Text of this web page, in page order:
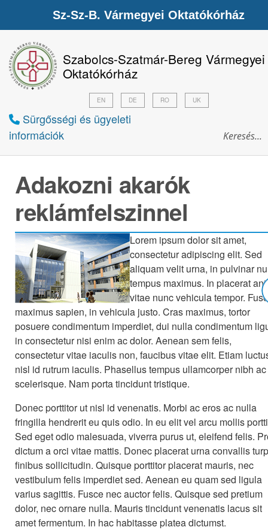
Szabolcs-Szatmár-Bereg Vármegyei
Oktatókórház
Sürgősségi és ügyeleti
információk
EN DE RO UK
Adakozni akarók
reklámfelszinnel
Lorem ipsum dolor sit amet,
consectetur adipiscing elit. Sed
aliquam velit urna, in pulvinar
tempus maximus. In placerat
vitae nunc vehicula tempor.
maximus sapien, in vehicula justo. Cras maximus, tortor
posuere condimentum imperdiet, dui nulla condimentum
in consectetur nisi enim ac dolor. Aenean sem felis,
consectetur vitae iaculis non, faucibus vitae elit. Etiam
nisl id rutrum iaculis. Phasellus tempus ullamcorper nibh ac
scelerisque. Nam porta tincidunt tristique.
Donec porttitor ut nisl id venenatis. Morbi ac eros ac nulla
fringilla hendrerit eu quis odio. In eu elit vel arcu mollis
Sed eget odio malesuada, viverra purus ut, eleifend felis.
dictum a orci vitae mattis. Donec placerat urna convallis
finibus sollicitudin. Quisque porttitor placerat mauris, nec
vestibulum felis imperdiet sed. Aenean eu quam sed ligula
varius sagittis. Fusce nec auctor felis. Quisque sed pretium
dolor, nec ornare nulla. Mauris tincidunt venenatis lacus sit
amet fermentum. In hac habitasse platea dictumst.
Sz-Sz-B. Vármegyei Oktatókórház